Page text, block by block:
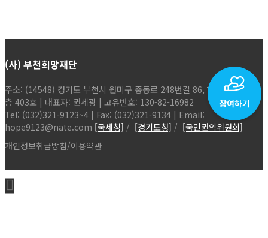
(사) 부천희망재단
주소: (14548) 경기도 부천시 원미구 중동로 248번길 86, 현해탑프라자 4
층 403호 | 대표자: 권세광 | 고유번호: 130-82-16982
Tel: (032)321-9123~4 | Fax: (032)321-9134 | Email:
hope9123@nate.com [국세청] / [경기도청] / [국민권익위원회]
개인정보취급방침/이용약관